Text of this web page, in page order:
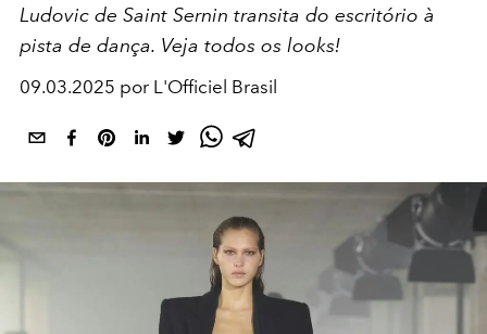
Ludovic de Saint Sernin transita do escritório à
pista de dança. Veja todos os looks!
09.03.2025 por L'Officiel Brasil